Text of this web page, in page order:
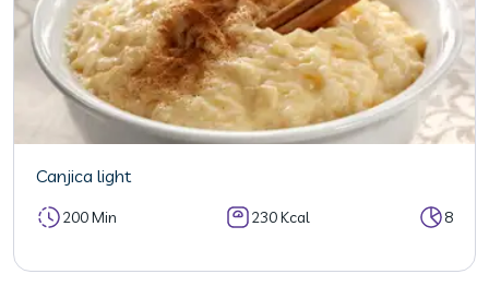
Canjica light
200 Min 230 Kcal 8